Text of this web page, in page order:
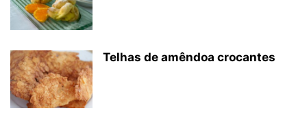
Telhas de amêndoa crocantes